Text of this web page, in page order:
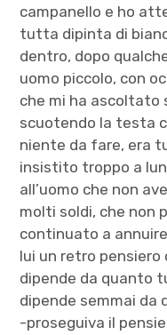
campanello e ho
tutta dipinta di
dentro, dopo
uomo piccolo, con
che mi ha ascoltato
scuotendo la testa
niente da fare, era
insistito troppo a
all’uomo che non
molti soldi, che non
continuato a
lui un retro pensiero
dipende da quanto
dipende semmai
-proseguiva il